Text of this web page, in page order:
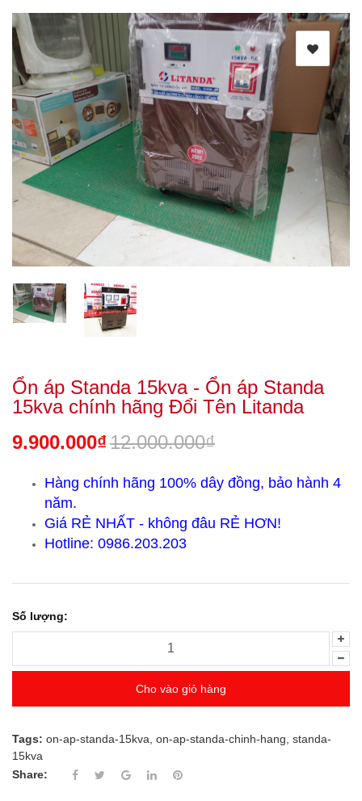
Ổn áp Standa 15kva - Ổn áp Standa
15kva chính hãng Đổi Tên Litanda
9.900.000₫12.000.000₫
Hàng chính hãng 100% dây đồng, bảo hành 4
năm.
Giá RẺ NHẤT - không đâu RẺ HƠN!
Hotline: 0986.203.203
Số lượng:
Cho vào giỏ hàng
Tags: on-ap-standa-15kva on-ap-standa-chinh-hang standa-
15kva
Share: